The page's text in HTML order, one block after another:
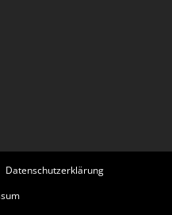
Datenschutzerklärung